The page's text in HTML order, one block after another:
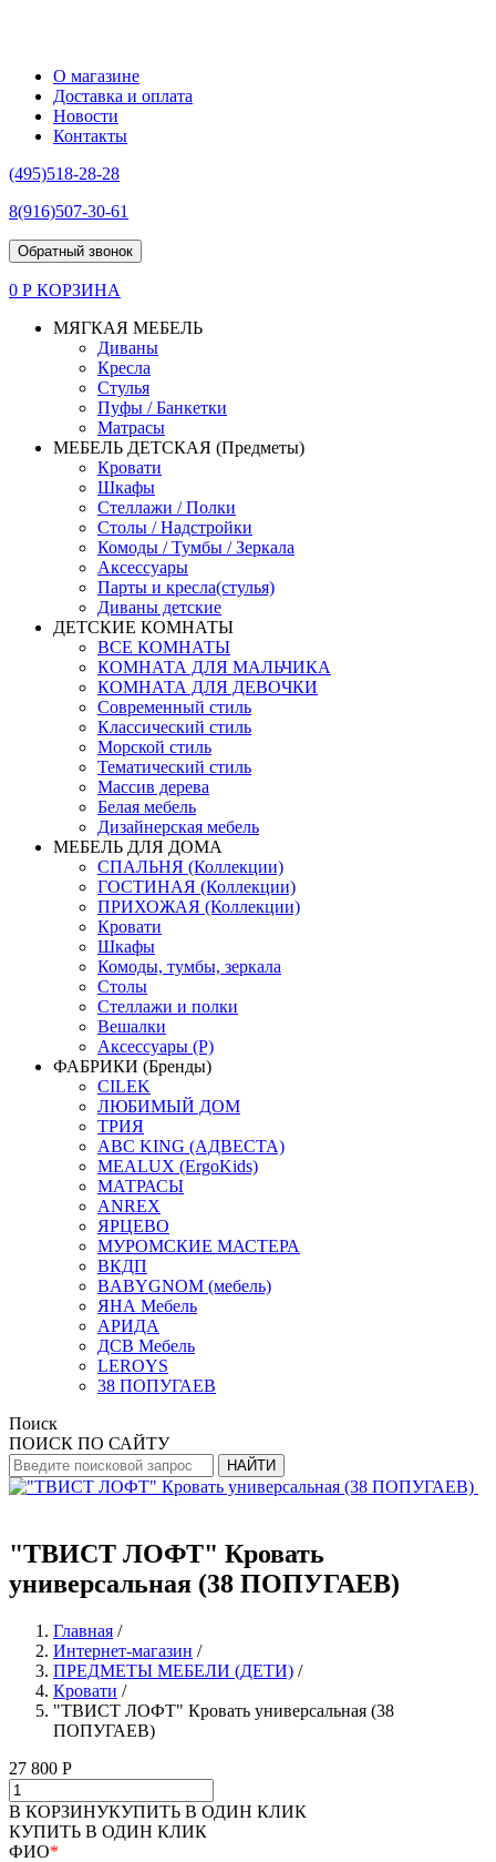
О магазине
Доставка и оплата
Новости
Контакты
(495)518-28-28
8(916)507-30-61
Обратный звонок
0 Р КОРЗИНА
МЯГКАЯ МЕБЕЛЬ
Диваны
Кресла
Стулья
Пуфы / Банкетки
Матрасы
МЕБЕЛЬ ДЕТСКАЯ (Предметы)
Кровати
Шкафы
Стеллажи / Полки
Столы / Надстройки
Комоды / Тумбы / Зеркала
Аксессуары
Парты и кресла(стулья)
Диваны детские
ДЕТСКИЕ КОМНАТЫ
ВСЕ КОМНАТЫ
КОМНАТА ДЛЯ МАЛЬЧИКА
КОМНАТА ДЛЯ ДЕВОЧКИ
Современный стиль
Классический стиль
Морской стиль
Тематический стиль
Массив дерева
Белая мебель
Дизайнерская мебель
МЕБЕЛЬ ДЛЯ ДОМА
СПАЛЬНЯ (Коллекции)
ГОСТИНАЯ (Коллекции)
ПРИХОЖАЯ (Коллекции)
Кровати
Шкафы
Комоды, тумбы, зеркала
Столы
Стеллажи и полки
Вешалки
Аксессуары (Р)
ФАБРИКИ (Бренды)
CILEK
ЛЮБИМЫЙ ДОМ
ТРИЯ
ABC KING (АДВЕСТА)
MEALUX (ErgoKids)
МАТРАСЫ
ANREX
ЯРЦЕВО
МУРОМСКИЕ МАСТЕРА
ВКДП
BABYGNOM (мебель)
ЯНА Мебель
АРИДА
ДСВ Мебель
LEROYS
38 ПОПУГАЕВ
Поиск
ПОИСК ПО САЙТУ
НАЙТИ
"ТВИСТ ЛОФТ" Кровать
универсальная (38 ПОПУГАЕВ)
Главная /
Интернет-магазин /
ПРЕДМЕТЫ МЕБЕЛИ (ДЕТИ) /
Кровати /
"ТВИСТ ЛОФТ" Кровать универсальная (38
ПОПУГАЕВ)
27 800 Р
В КОРЗИНУКУПИТЬ В ОДИН КЛИК
КУПИТЬ В ОДИН КЛИК
ФИО*